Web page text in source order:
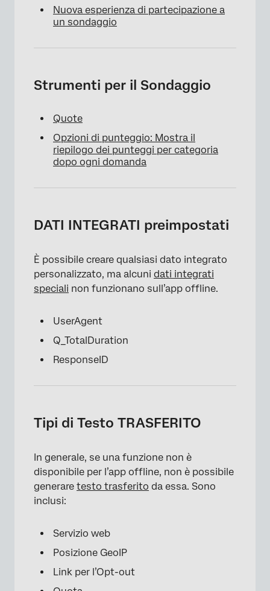
Nuova esperienza di partecipazione a
un sondaggio
Strumenti per il Sondaggio
Quote
Opzioni di punteggio: Mostra il
riepilogo dei punteggi per categoria
dopo ogni domanda
DATI INTEGRATI preimpostati
È possibile creare qualsiasi dato integrato
personalizzato, ma alcuni dati integrati
speciali non funzionano sull’app offline.
UserAgent
Q_TotalDuration
ResponseID
Tipi di Testo TRASFERITO
In generale, se una funzione non è
disponibile per l’app offline, non è possibile
generare testo trasferito da essa. Sono
inclusi:
Servizio web
Posizione GeoIP
Link per l’Opt-out